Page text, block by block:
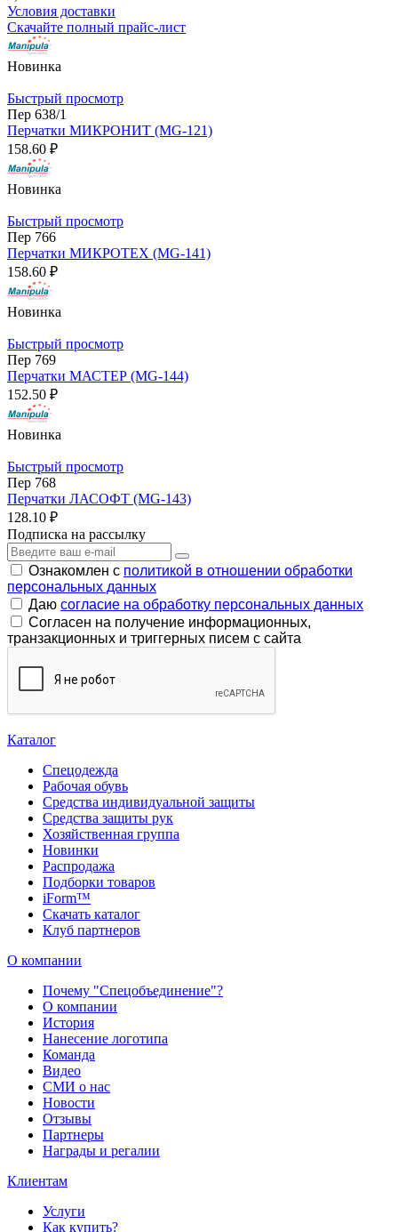
Условия доставки
Скачайте полный прайс-лист
Новинка
Быстрый просмотр
Пер 638/1
Перчатки МИКРОНИТ (MG-121)
158.60 ₽
Новинка
Быстрый просмотр
Пер 766
Перчатки МИКРОТЕХ (MG-141)
158.60 ₽
Новинка
Быстрый просмотр
Пер 769
Перчатки МАСТЕР (MG-144)
152.50 ₽
Новинка
Быстрый просмотр
Пер 768
Перчатки ЛАСОФТ (MG-143)
128.10 ₽
Подписка на рассылку
Ознакомлен с политикой в отношении обработки
персональных данных
Даю согласие на обработку персональных данных
Согласен на получение информационных,
транзакционных и триггерных писем с сайта
Каталог
Спецодежда
Рабочая обувь
Средства индивидуальной защиты
Средства защиты рук
Хозяйственная группа
Новинки
Распродажа
Подборки товаров
iForm™
Скачать каталог
Клуб партнеров
О компании
Почему "Спецобъединение"?
О компании
История
Нанесение логотипа
Команда
Видео
СМИ о нас
Новости
Отзывы
Партнеры
Награды и регалии
Клиентам
Услуги
Как купить?